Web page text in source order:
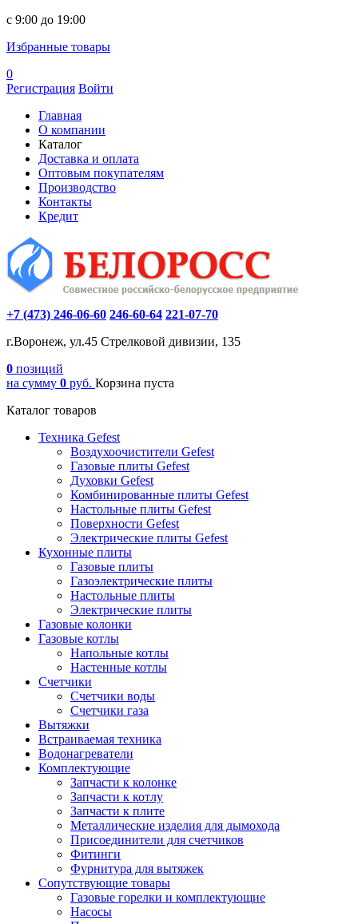
c 9:00 до 19:00
Избранные товары
0
Регистрация Войти
Главная
О компании
Каталог
Доставка и оплата
Оптовым покупателям
Производство
Контакты
Кредит
+7 (473) 246-06-60 246-60-64 221-07-70
г.Воронеж, ул.45 Стрелковой дивизии, 135
0 позиций
на сумму 0 руб. Корзина пуста
Каталог товаров
Техника Gefest
Воздухоочистители Gefest
Газовые плиты Gefest
Духовки Gefest
Комбинированные плиты Gefest
Настольные плиты Gefest
Поверхности Gefest
Электрические плиты Gefest
Кухонные плиты
Газовые плиты
Газоэлектрические плиты
Настольные плиты
Электрические плиты
Газовые колонки
Газовые котлы
Напольные котлы
Настенные котлы
Счетчики
Счетчики воды
Счетчики газа
Вытяжки
Встраиваемая техника
Водонагреватели
Комплектующие
Запчасти к колонке
Запчасти к котлу
Запчасти к плите
Металлические изделия для дымохода
Присоединители для счетчиков
Фитинги
Фурнитура для вытяжек
Сопутствующие товары
Газовые горелки и комплектующие
Насосы